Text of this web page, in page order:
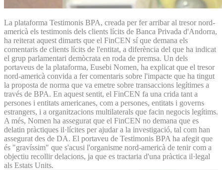
La plataforma Testimonis BPA, creada per fer arribar al tresor nord-
americà els testimonis dels clients lícits de Banca Privada d'Andorra,
ha reiterat aquest dimarts que el FinCEN sí que demana els
comentaris de clients lícits de l'entitat, a diferència del que ha indicat
el grup parlamentari demòcrata en roda de premsa. Un dels
portaveus de la plataforma, Eusebi Nomen, ha explicat que el tresor
nord-americà convida a fer comentaris sobre l'impacte que ha tingut
la proposta de norma que va emetre sobre transaccions legítimes a
través de BPA. En aquest sentit, el FinCEN fa una crida tant a
persones i entitats americanes, com a persones, entitats i governs
estrangers, i a organitzacions multilaterals que facin negocis legítims.
A més, Nomen ha assegurat que el FinCEN no demana que es
delatin pràctiques il·lícites per ajudar a la investigació, tal com han
assegurat des de DA. El portaveu de Testimonis BPA ha afegit que
és "gravíssim" que s'acusi l'organisme nord-americà de tenir com a
objectiu recollir delacions, ja que es tractaria d'una pràctica il·legal
als Estats Units.